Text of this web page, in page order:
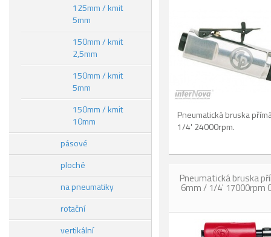
125mm / kmit
5mm
150mm / kmit
2,5mm
150mm / kmit
5mm
150mm / kmit
10mm
pásové
ploché
na pneumatiky
rotační
vertikální
Pneumatická bruska
1/4' 24000rpm.
Pneumatická bruska
6mm / 1/4' 17000rpm